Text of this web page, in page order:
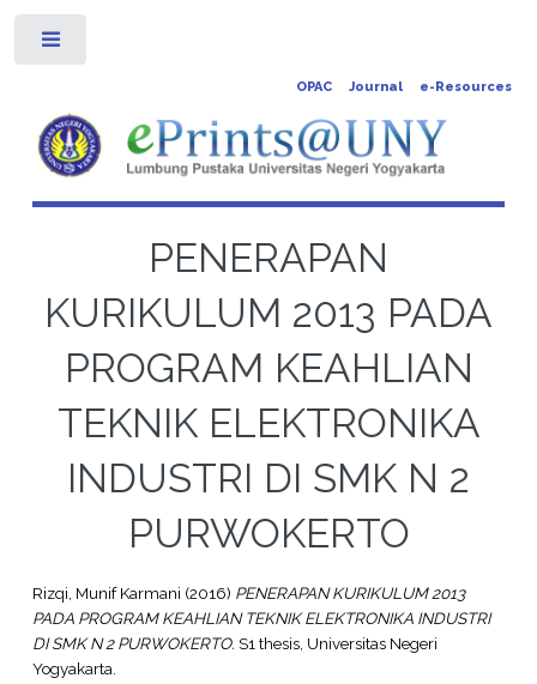
OPAC Journal e-Resources
PENERAPAN
KURIKULUM 2013 PADA
PROGRAM KEAHLIAN
TEKNIK ELEKTRONIKA
INDUSTRI DI SMK N 2
PURWOKERTO
Rizqi, Munif Karmani (2016) PENERAPAN KURIKULUM 2013
PADA PROGRAM KEAHLIAN TEKNIK ELEKTRONIKA INDUSTRI
DI SMK N 2 PURWOKERTO. S1 thesis, Universitas Negeri
Yogyakarta.